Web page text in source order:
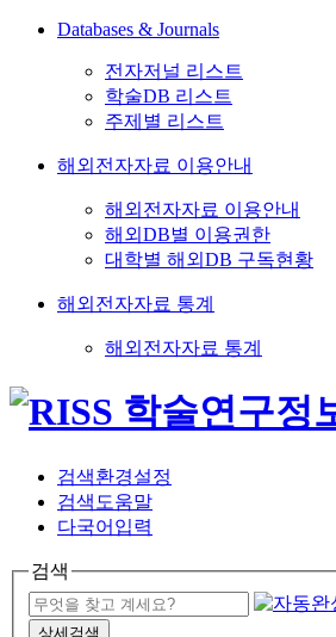
Databases & Journals
전자저널 리스트
학술DB 리스트
주제별 리스트
해외전자자료 이용안내
해외전자자료 이용안내
해외DB별 이용권한
대학별 해외DB 구독현황
해외전자자료 통계
해외전자자료 통계
검색환경설정
검색도움말
다국어입력
검색
상세검색